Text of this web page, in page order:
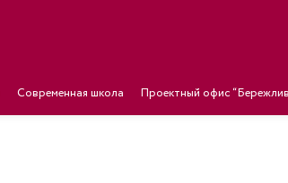
Современная школа Проектный офис